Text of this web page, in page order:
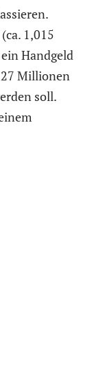
1,015
Handgeld
Millionen
soll.